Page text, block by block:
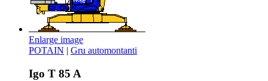
Enlarge image
POTAIN
Gru automontanti
Igo T 85 A